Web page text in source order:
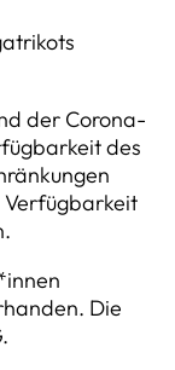
der Corona-
des
Verfügbarkeit
Die